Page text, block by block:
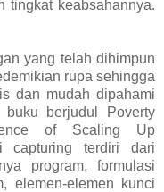
tingkat keabsahannya.
yang telah dihimpun
rupa sehingga
dan mudah dipahami
berjudul Poverty
of Scaling Up
capturing terdiri dari
program, formulasi
elemen-elemen kunci